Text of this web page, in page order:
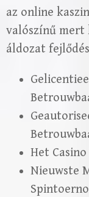
az online
valószínű mert
áldozat
Het
Nieuwste